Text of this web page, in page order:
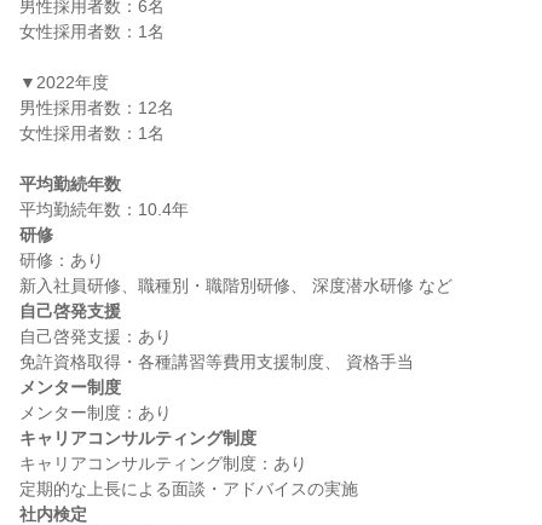
男性採用者数：6名
女性採用者数：1名
▼2022年度
男性採用者数：12名
女性採用者数：1名
平均勤続年数
研修
研修：あり
自己啓発支援
自己啓発支援：あり
メンター制度
キャリアコンサルティング制度
キャリアコンサルティング制度：あり
社内検定